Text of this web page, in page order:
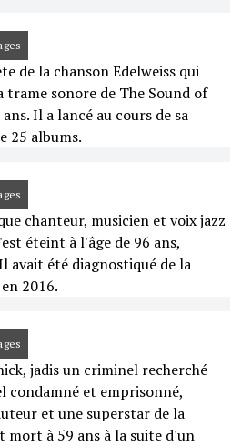
de la chanson Edelweiss qui
trame sonore de The Sound of
Il a lancé au cours de sa
25 albums.
chanteur, musicien et voix jazz
éteint à l'âge de 96 ans,
avait été diagnostiqué de la
2016.
jadis un criminel recherché
condamné et emprisonné,
et une superstar de la
mort à 59 ans à la suite d'un